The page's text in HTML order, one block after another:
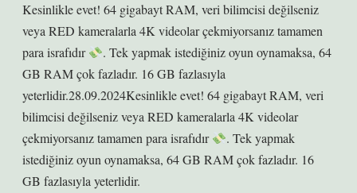
Kesinlikle evet! 64 gigabayt RAM, veri bilimcisi değilseniz
veya RED kameralarla 4K videolar çekmiyorsanız tamamen
para israfıdır
. Tek yapmak istediğiniz oyun oynamaksa, 64
GB RAM çok fazladır. 16 GB fazlasıyla
yeterlidir.28.09.2024Kesinlikle evet! 64 gigabayt RAM, veri
bilimcisi değilseniz veya RED kameralarla 4K videolar
çekmiyorsanız tamamen para israfıdır
. Tek yapmak
istediğiniz oyun oynamaksa, 64 GB RAM çok fazladır. 16
GB fazlasıyla yeterlidir.